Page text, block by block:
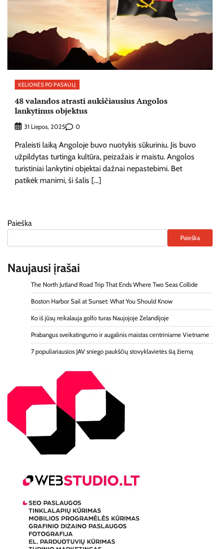
KELIONĖS PO PASAULĮ
48 valandos atrasti aukščiausius Angolos
lankytinus objektus
31 Liepos, 2025 0
Praleisti laiką Angoloje buvo nuotykis sūkuriniu. Jis buvo
užpildytas turtinga kultūra, peizažais ir maistu. Angolos
turistiniai lankytini objektai dažnai nepastebimi. Bet
patikėk manimi, ši šalis […]
Paieška
Paieška
Naujausi įrašai
The North Jutland Road Trip That Ends Where Two Seas Collide
Boston Harbor Sail at Sunset: What You Should Know
Ko iš jūsų reikalauja golfo turas Naujojoje Zelandijoje
Prabangus sveikatingumo ir augalinis maistas centriniame Vietname
7 populiariausios JAV sniego paukščių stovyklavietės šią žiemą